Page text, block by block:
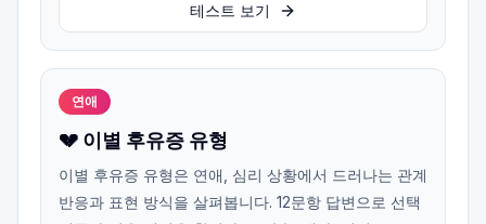
테스트 보기
연애
💔 이별 후유증 유형
이별 후유증 유형은 연애, 심리 상황에서 드러나는 관계
반응과 표현 방식을 살펴봅니다. 12문항 답변으로 선택